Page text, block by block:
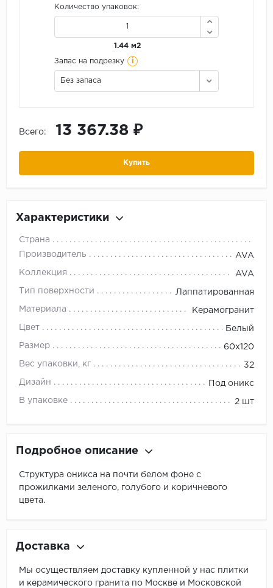
Количество упаковок:
1.44 м2
Запас на подрезку i
Без запаса
Всего: 13 367.38 ₽
Купить
Характеристики
Страна
Производитель
AVA
Коллекция AVA
Тип поверхности Лаппатированная
Материала Керамогранит
Цвет Белый
Размер 60x120
Вес упаковки, кг 32
Дизайн Под оникс
В упаковке 2 шт
Подробное описание
Структура оникса на почти белом фоне с
прожилками зеленого, голубого и коричневого
цвета.
Доставка
Мы осуществляем доставку купленной у нас плитки
и керамического гранита по Москве и Московской